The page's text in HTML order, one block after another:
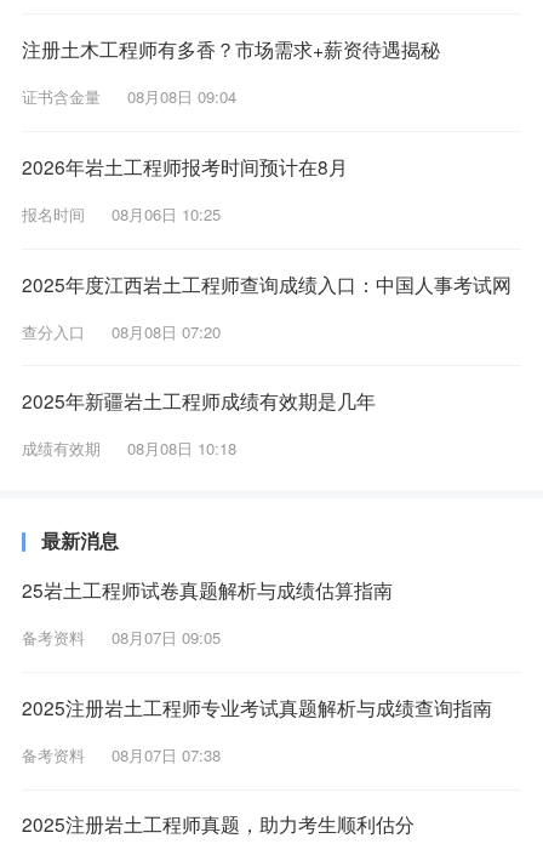
注册土木工程师有多香？市场需求+薪资待遇揭秘
证书含金量 08月08日 09:04
2026年岩土工程师报考时间预计在8月
报名时间 08月06日 10:25
2025年度江西岩土工程师查询成绩入口：中国人事考试网
查分入口 08月08日 07:20
2025年新疆岩土工程师成绩有效期是几年
成绩有效期 08月08日 10:18
最新消息
25岩土工程师试卷真题解析与成绩估算指南
备考资料 08月07日 09:05
2025注册岩土工程师专业考试真题解析与成绩查询指南
备考资料 08月07日 07:38
2025注册岩土工程师真题，助力考生顺利估分